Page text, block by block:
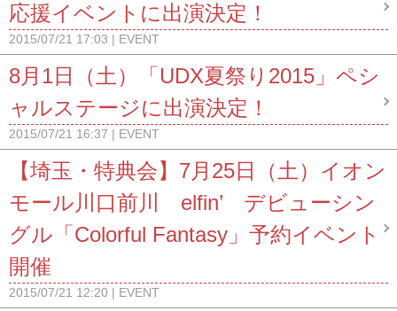
応援イベントに出演決定！
2015/07/21 17:03 EVENT
8月1日（土）「UDX夏祭り2015」ペシ
ャルステージに出演決定！
2015/07/21 16:37 EVENT
【埼玉・特典会】7月25日（土）イオン
モール川口前川 elfin’ デビューシン
グル「Colorful Fantasy」予約イベント
開催
2015/07/21 12:20 EVENT